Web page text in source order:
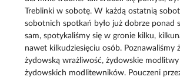
Treblinki w sobotę. W każdą ostatnią
sobotnich spotkań było już dobrze ponad
sam, spotykaliśmy się w gronie kilku,
nawet kilkudziesięciu osób. Poznawaliśmy
żydowską wrażliwość, żydowskie modlitwy
żydowskich modlitewników. Pouczeni